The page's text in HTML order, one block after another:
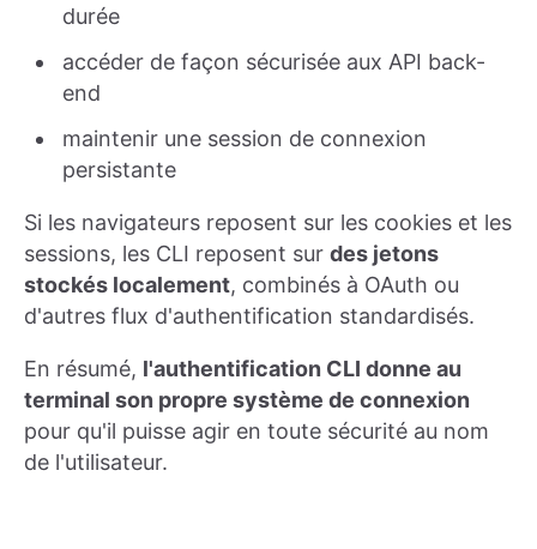
durée
accéder de façon sécurisée aux API back-
end
maintenir une session de connexion
persistante
Si les navigateurs reposent sur les cookies et les
sessions, les CLI reposent sur des jetons
stockés localement, combinés à OAuth ou
d'autres flux d'authentification standardisés.
En résumé, l'authentification CLI donne au
terminal son propre système de connexion
pour qu'il puisse agir en toute sécurité au nom
de l'utilisateur.